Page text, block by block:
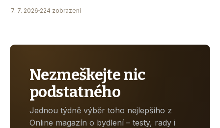
7. 7. 2026 224 zobrazení
Nezmeškejte nic
podstatného
Jednou týdně výběr toho nejlepšího z
Online magazín o bydlení – testy, rady i